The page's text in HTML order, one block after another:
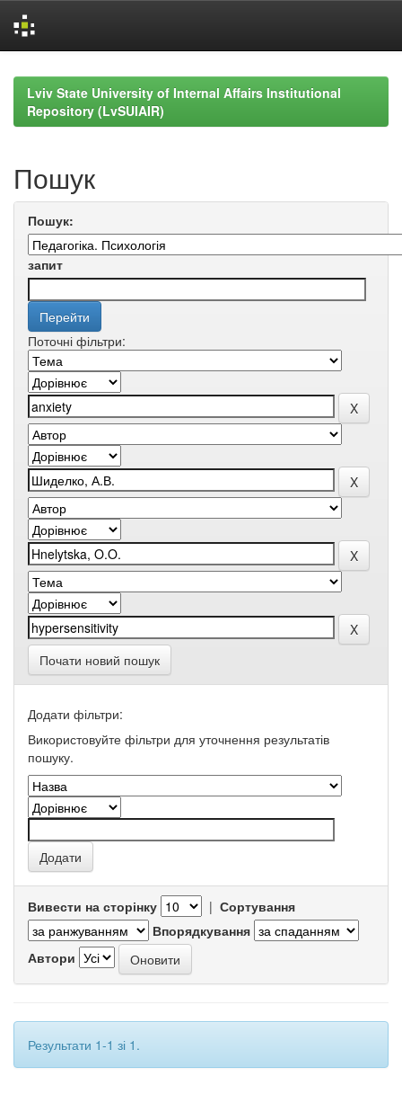
navigationLviv State University of Internal Affairs Institutional
Repository (LvSUIAIR)
Пошук
Пошук:
запит
Поточні фільтри:
Почати новий пошук
Додати фільтри:
Використовуйте фільтри для уточнення результатів
пошуку.
Вивести на сторінку | Сортування
Впорядкування
Автори
Результати 1-1 зі 1.